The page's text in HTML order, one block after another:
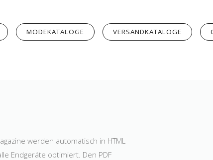
MODEKATALOGE VERSANDKATALOGE
werden automatisch in HTML
Endgeräte optimiert. Den PDF